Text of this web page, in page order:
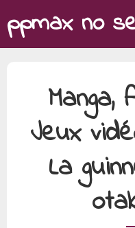
to
content
ppmax no
Manga,
Jeux
La